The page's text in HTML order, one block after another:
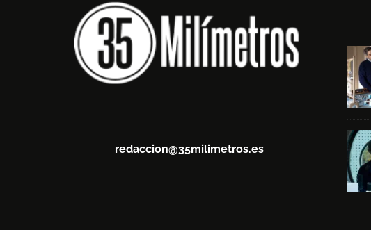
redaccion@35milimetros.es